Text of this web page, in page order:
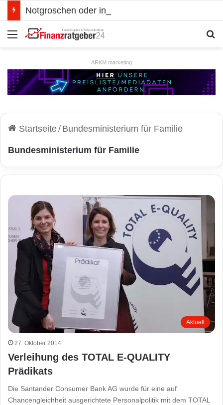
Menü
ARKM.marketing
Startseite/ Bundesministerium für Familie
Bundesministerium für Familie
Aktuell
27. Oktober 2014
Verleihung des TOTAL E-QUALITY
Prädikats
Die Santander Consumer Bank AG wurde für eine auf
Chancengleichheit ausgerichtete Personalpolitik mit dem TOTAL